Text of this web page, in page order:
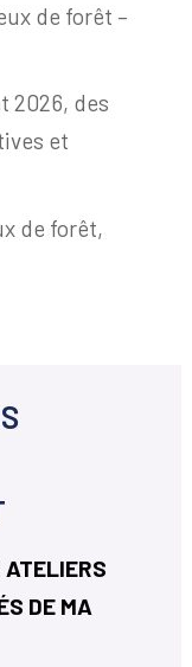
de forêt –
2026, des
et
de forêt,
ATELIERS
DE MA